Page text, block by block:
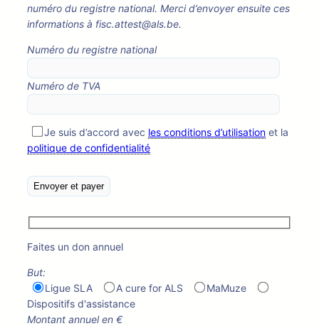
numéro du registre national. Merci d’envoyer ensuite ces
informations à fisc.attest@als.be.
Numéro du registre national
Numéro de TVA
Je suis d’accord avec les conditions d’utilisation et la
politique de confidentialité
Faites un don annuel
But:
Ligue SLA
A cure for ALS
MaMuze
Dispositifs d'assistance
Montant annuel en €